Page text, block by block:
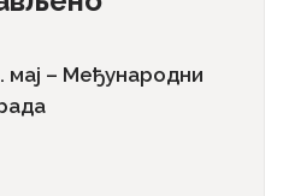
мај – Међународни